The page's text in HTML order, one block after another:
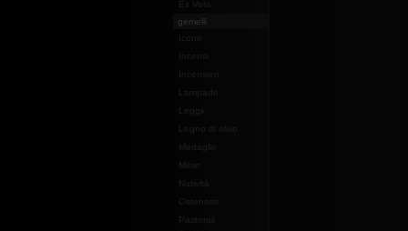
Ex Voto
gemelli
Leggii
Legno di olivo
Medaglie
Mitrie
Natività
Ostensori
Pastorali